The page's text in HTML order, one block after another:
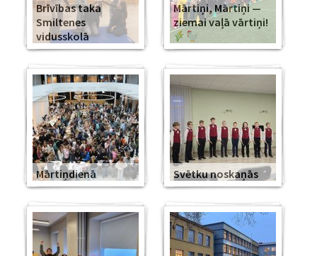
Brīvības taka
Smiltenes
vidusskolā
Mārtiņi, Mārtiņi —
ziemai vaļā vārtiņi!
Mārtiņdienā Svētku noskaņās